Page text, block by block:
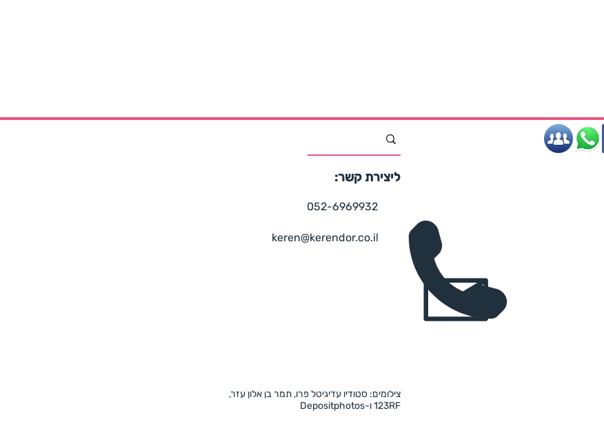
ליצירת קשר:
052-6969932
keren@kerendor.co.il
צילומים: סטודיו עדיגיטל פרו, תמר בן אלון עזר,
123RF ו-Depositphotos